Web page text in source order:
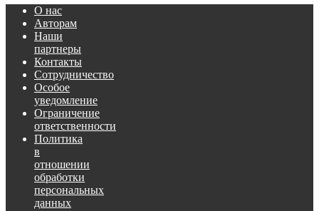
О нас
Авторам
Наши
партнеры
Контакты
Сотрудничество
Особое
уведомление
Ограничение
ответственности
Политика
в
отношении
обработки
персональных
данных